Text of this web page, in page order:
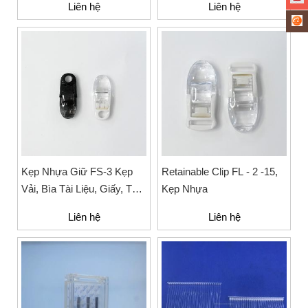
Liên hệ Liên hệ
Kẹp Nhựa Giữ FS-3 Kẹp
Vải, Bìa Tài Liệu, Giấy, Thẻ
Liên hệ
Retainable Clip FL - 2 -15,
Kẹp Nhựa
Liên hệ